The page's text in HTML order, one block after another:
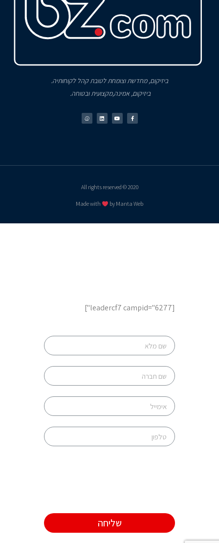
ביזיקום, מחדשת וצומחת לטובת קהל לקוחותיה.
ביזיקום, אמינה,מקצועית ובטוחה.
2020 © All rights reserved
Made with by Manta Web
[leadercf7 campid="6277"]
שליחה